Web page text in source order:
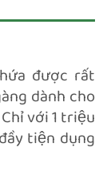
được rất
dành cho
với 1 triệu
tiện dụng